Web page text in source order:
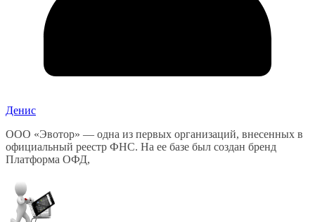
Денис
ООО «Эвотор» — одна из первых организаций, внесенных в
официальный реестр ФНС. На ее базе был создан бренд
Платформа ОФД,